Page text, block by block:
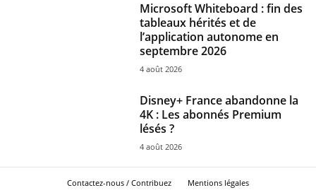
Microsoft Whiteboard : fin des
tableaux hérités et de
l’application autonome en
septembre 2026
4 août 2026
Disney+ France abandonne la
4K : Les abonnés Premium
lésés ?
4 août 2026
Contactez-nous / Contribuez
Mentions légales